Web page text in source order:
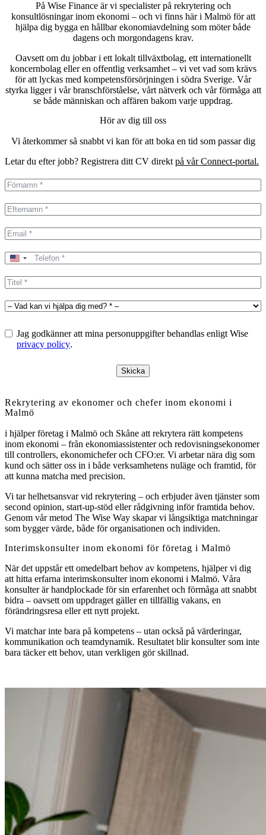
På Wise Finance är vi specialister på rekrytering och
konsultlösningar inom ekonomi – och vi finns här i Malmö för att
hjälpa dig bygga en hållbar ekonomiavdelning som möter både
dagens och morgondagens krav.
Oavsett om du jobbar i ett lokalt tillväxtbolag, ett internationellt
koncernbolag eller en offentlig verksamhet – vi vet vad som krävs
för att lyckas med kompetensförsörjningen i södra Sverige. Vår
styrka ligger i vår branschförståelse, vårt nätverk och vår förmåga att
se både människan och affären bakom varje uppdrag.
Hör av dig till oss
Vi återkommer så snabbt vi kan för att boka en tid som passar dig
Letar du efter jobb? Registrera ditt CV direkt på vår Connect-portal.
United
+1
Jag godkänner att mina personuppgifter behandlas enligt Wise
privacy policy.
Skicka
Rekrytering av ekonomer och chefer inom ekonomi i
Malmö
i hjälper företag i Malmö och Skåne att rekrytera rätt kompetens
inom ekonomi – från ekonomiassistenter och redovisningsekonomer
till controllers, ekonomichefer och CFO:er. Vi arbetar nära dig som
kund och sätter oss in i både verksamhetens nuläge och framtid, för
att kunna matcha med precision.
Vi tar helhetsansvar vid rekrytering – och erbjuder även tjänster som
second opinion, start-up-stöd eller rådgivning inför framtida behov.
Genom vår metod The Wise Way skapar vi långsiktiga matchningar
som bygger värde, både för organisationen och individen.
Interimskonsulter inom ekonomi för företag i Malmö
När det uppstår ett omedelbart behov av kompetens, hjälper vi dig
att hitta erfarna interimskonsulter inom ekonomi i Malmö. Våra
konsulter är handplockade för sin erfarenhet och förmåga att snabbt
bidra – oavsett om uppdraget gäller en tillfällig vakans, en
förändringsresa eller ett nytt projekt.
Vi matchar inte bara på kompetens – utan också på värderingar,
kommunikation och teamdynamik. Resultatet blir konsulter som inte
bara täcker ett behov, utan verkligen gör skillnad.